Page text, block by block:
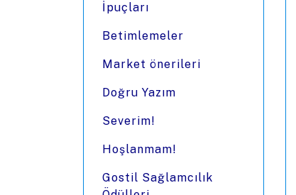
İpuçları
Betimlemeler
Market önerileri
Doğru Yazım
Severim!
Hoşlanmam!
Gostil Sağlamcılık